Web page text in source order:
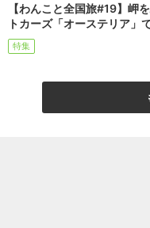
【わんこと全国旅#19】岬
トカーズ「オーステリア」
特集